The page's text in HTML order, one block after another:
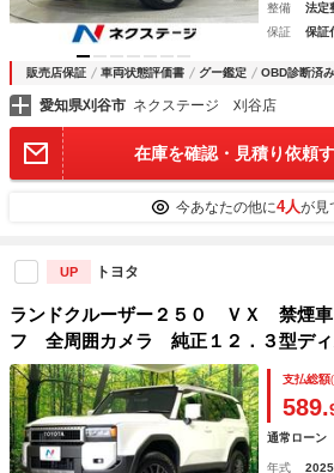
整備
法定
保証
保証
販売店保証 車両状態評価書 グー鑑定 OBD診断済み
愛知県刈谷市 ネクステージ 刈谷店
在庫を確認・見積り依頼
今あなたの他に4人が見
UP トヨタ
ランドクルーザー２５０ ＶＸ 禁煙
フ 全周囲カメラ 純正１２．３型デ
レーダークルーズ 電動リアゲート 本
エアコン ドラレコ コーナーセンサ
Ｄヘッド
支払総額
589.
通常ローン
年式